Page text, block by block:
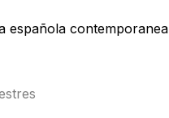
española contemporanea